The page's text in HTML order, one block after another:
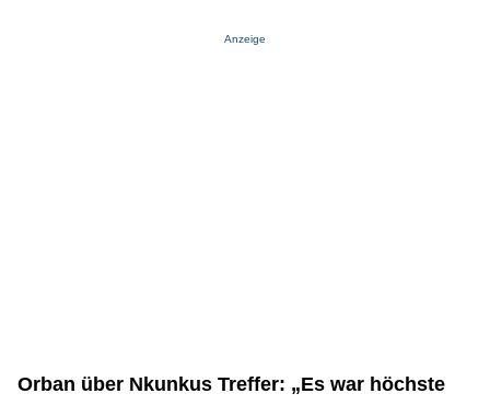
Anzeige
Orban über Nkunkus Treffer: „Es war höchste